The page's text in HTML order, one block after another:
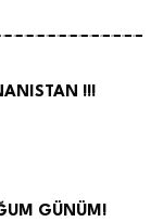
!!!
GÜNÜM!